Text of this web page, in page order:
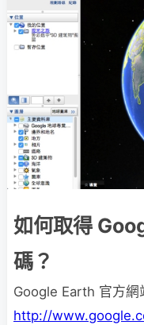
如何取得
碼？
Google Earth 官方網
http://